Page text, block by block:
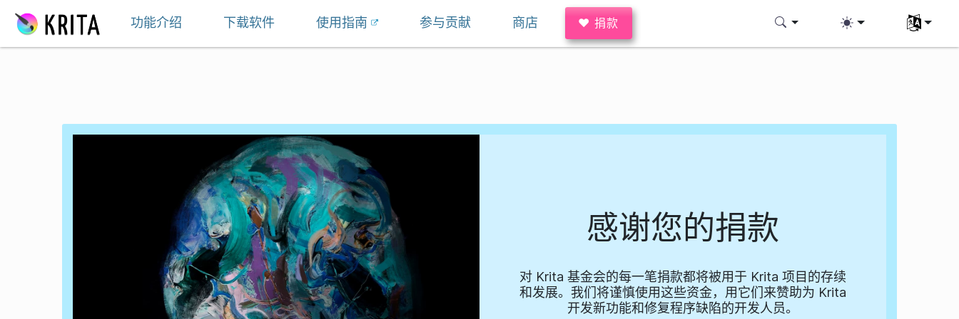
功能介绍
下载软件 使用指南 参与贡献 商店 ♥ 捐款 选择您的
感谢您的捐款
对 Krita 基金会的每一笔捐款都将被用于 Krita 项目的存续
和发展。我们将谨慎使用这些资金，用它们来赞助为 Krita
开发新功能和修复程序缺陷的开发人员。